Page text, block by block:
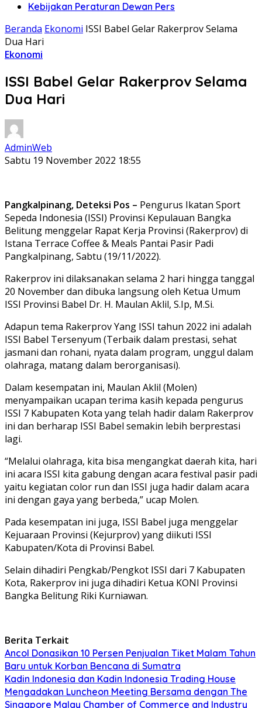
Kebijakan Peraturan Dewan Pers
Beranda Ekonomi ISSI Babel Gelar Rakerprov Selama
Dua Hari
Ekonomi
ISSI Babel Gelar Rakerprov Selama
Dua Hari
AdminWeb
Sabtu 19 November 2022 18:55
Pangkalpinang, Deteksi Pos – Pengurus Ikatan Sport
Sepeda Indonesia (ISSI) Provinsi Kepulauan Bangka
Belitung menggelar Rapat Kerja Provinsi (Rakerprov) di
Istana Terrace Coffee & Meals Pantai Pasir Padi
Pangkalpinang, Sabtu (19/11/2022).
Rakerprov ini dilaksanakan selama 2 hari hingga tanggal
20 November dan dibuka langsung oleh Ketua Umum
ISSI Provinsi Babel Dr. H. Maulan Aklil, S.Ip, M.Si.
Adapun tema Rakerprov Yang ISSI tahun 2022 ini adalah
ISSI Babel Tersenyum (Terbaik dalam prestasi, sehat
jasmani dan rohani, nyata dalam program, unggul dalam
olahraga, matang dalam berorganisasi).
Dalam kesempatan ini, Maulan Aklil (Molen)
menyampaikan ucapan terima kasih kepada pengurus
ISSI 7 Kabupaten Kota yang telah hadir dalam Rakerprov
ini dan berharap ISSI Babel semakin lebih berprestasi
lagi.
“Melalui olahraga, kita bisa mengangkat daerah kita, hari
ini acara ISSI kita gabung dengan acara festival pasir padi
yaitu kegiatan color run dan ISSI juga hadir dalam acara
ini dengan gaya yang berbeda,” ucap Molen.
Pada kesempatan ini juga, ISSI Babel juga menggelar
Kejuaraan Provinsi (Kejurprov) yang diikuti ISSI
Kabupaten/Kota di Provinsi Babel.
Selain dihadiri Pengkab/Pengkot ISSI dari 7 Kabupaten
Kota, Rakerprov ini juga dihadiri Ketua KONI Provinsi
Bangka Belitung Riki Kurniawan.
Berita Terkait
Ancol Donasikan 10 Persen Penjualan Tiket Malam Tahun
Baru untuk Korban Bencana di Sumatra
Kadin Indonesia dan Kadin Indonesia Trading House
Mengadakan Luncheon Meeting Bersama dengan The
Singapore Malay Chamber of Commerce and Industry